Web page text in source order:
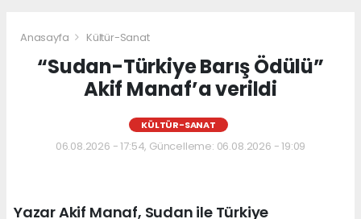
Anasayfa Kültür-Sanat
“Sudan-Türkiye Barış Ödülü”
Akif Manaf’a verildi
KÜLTÜR-SANAT
06.08.2026 - 17:54, Güncelleme: 06.08.2026 - 19:09
Yazar Akif Manaf, Sudan ile Türkiye